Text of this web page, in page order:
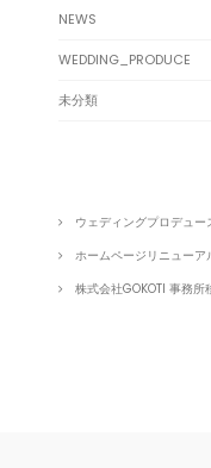
NEWS
WEDDING_PRODUCE
未分類
ウェディングプロデュー
ホームページリニューア
株式会社GOKOTI 事務所